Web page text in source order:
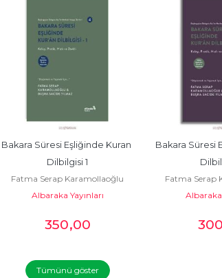
Bakara Süresi Eşliğinde Kuran
Dilbilgisi 1
Fatma Serap Karamollaoğlu
Albaraka Yayınları
350,00
Bakara Süresi
Fatma Serap
Albaraka
300
Tümünü göster